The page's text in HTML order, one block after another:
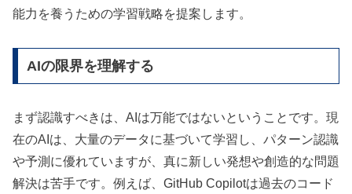
能力を養うための学習戦略を提案します。
AIの限界を理解する
まず認識すべきは、AIは万能ではないということです。現
在のAIは、大量のデータに基づいて学習し、パターン認識
や予測に優れていますが、真に新しい発想や創造的な問題
解決は苦手です。例えば、GitHub Copilotは過去のコード